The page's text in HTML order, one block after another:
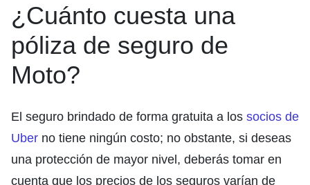
¿Cuánto cuesta una
póliza de seguro de
Moto?
El seguro brindado de forma gratuita a los socios de
Uber no tiene ningún costo; no obstante, si deseas
una protección de mayor nivel, deberás tomar en
cuenta que los precios de los seguros varían de